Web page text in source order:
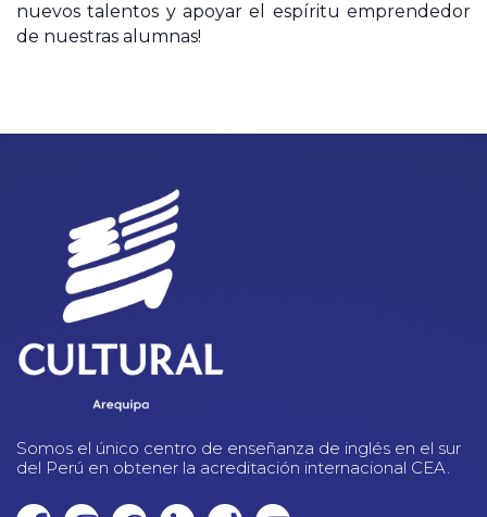
nuevos talentos y apoyar el espíritu emprendedor
de nuestras alumnas!
Somos el único centro de enseñanza de inglés en el sur
del Perú en obtener la acreditación internacional CEA.